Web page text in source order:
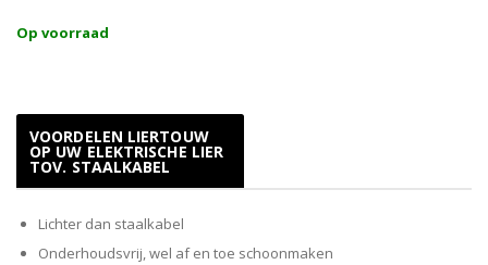
Op voorraad
VOORDELEN LIERTOUW
OP UW ELEKTRISCHE LIER
TOV. STAALKABEL
Lichter dan staalkabel
Onderhoudsvrij, wel af en toe schoonmaken